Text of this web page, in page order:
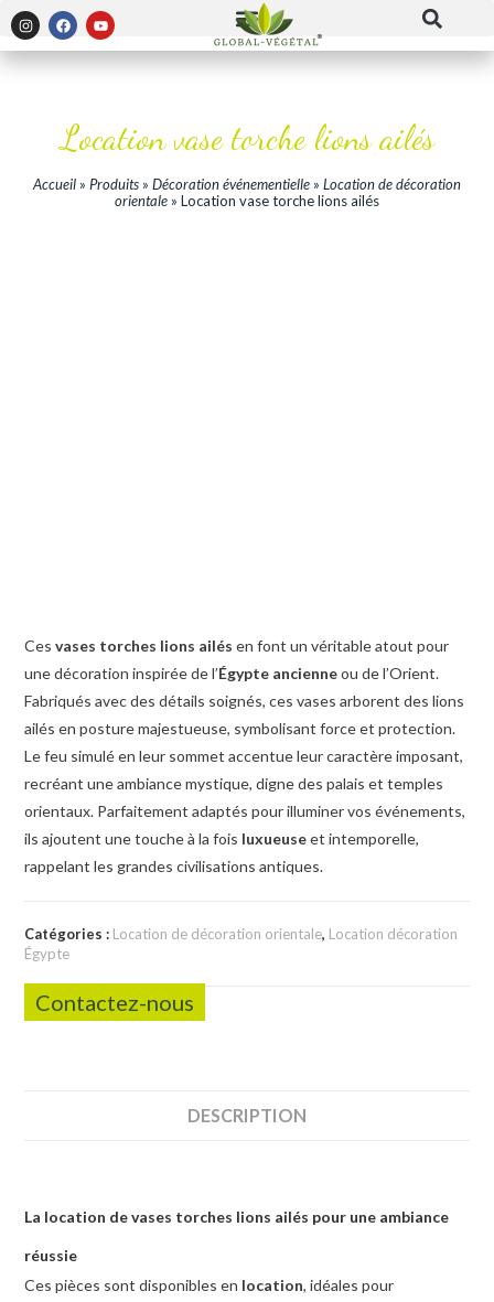
Location vase torche lions ailés
Accueil » Produits » Décoration événementielle » Location de décoration
orientale » Location vase torche lions ailés
Cesvases torches lions ailés en font un véritable atout pour
une décoration inspirée de l’Égypte ancienneou de l’Orient.
Fabriqués avec des détails soignés, ces vases arborent des lions
ailés en posture majestueuse, symbolisant force et protection.
Le feu simulé en leur sommet accentue leur caractère imposant,
recréant une ambiance mystique, digne des palais et temples
orientaux. Parfaitement adaptés pour illuminer vos événements,
ils ajoutent une touche à la fois luxueuseet intemporelle,
rappelant les grandes civilisations antiques.
Catégories : Location de décoration orientale, Location décoration
Égypte
Contactez-nous
DESCRIPTION
La location de vases torches lions ailés pour une ambiance
réussie
Ces pièces sont disponibles en location, idéales pour